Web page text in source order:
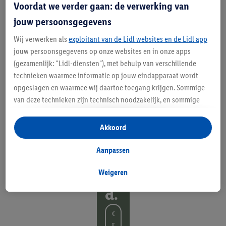
d
e
pa
l
m
va
n
je
ha
n
d.
O
n
Voordat we verder gaan: de verwerking van
jouw persoonsgegevens
Wij verwerken als exploitant van de Lidl websites en de Lidl app
jouw persoonsgegevens op onze websites en in onze apps
(gezamenlijk: "Lidl-diensten"), met behulp van verschillende
technieken waarmee informatie op jouw eindapparaat wordt
opgeslagen en waarmee wij daartoe toegang krijgen. Sommige
van deze technieken zijn technisch noodzakelijk, en sommige
opslaan van voorkeursinstellingen, het verzamelen en
analyseren van statistieken of voor het tonen van
gepersonaliseerde reclame binnen en buiten de Lidl-diensten.
gegevens over jouw aankoopgedrag in de winkel ook voor de
Als je hier toestemming geeft aan ons voor het personaliseren
van reclame en als je vervolgens een Lidl Plus-account
aanmaakt of inlogt op jouw bestaande Lidl Plus-account, dan
Weigeren
Aanpassen
Akkoord